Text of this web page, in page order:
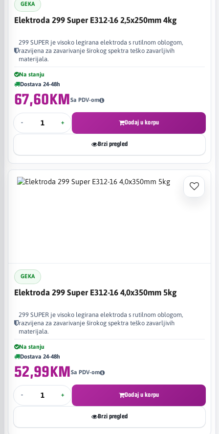
GEKA
Elektroda 299 Super E312-16 2,5x250mm 4kg
299 SUPER je visoko legirana elektroda s rutilnom oblogom,
razvijena za zavarivanje širokog spektra teško zavarljivih
materijala.
Na stanju
Dostava 24-48h
67,60KMSa PDV-om
- + Dodaj u korpu
Brzi pregled
GEKA
Elektroda 299 Super E312-16 4,0x350mm 5kg
299 SUPER je visoko legirana elektroda s rutilnom oblogom,
razvijena za zavarivanje širokog spektra teško zavarljivih
materijala.
Na stanju
Dostava 24-48h
52,99KMSa PDV-om
- + Dodaj u korpu
Brzi pregled